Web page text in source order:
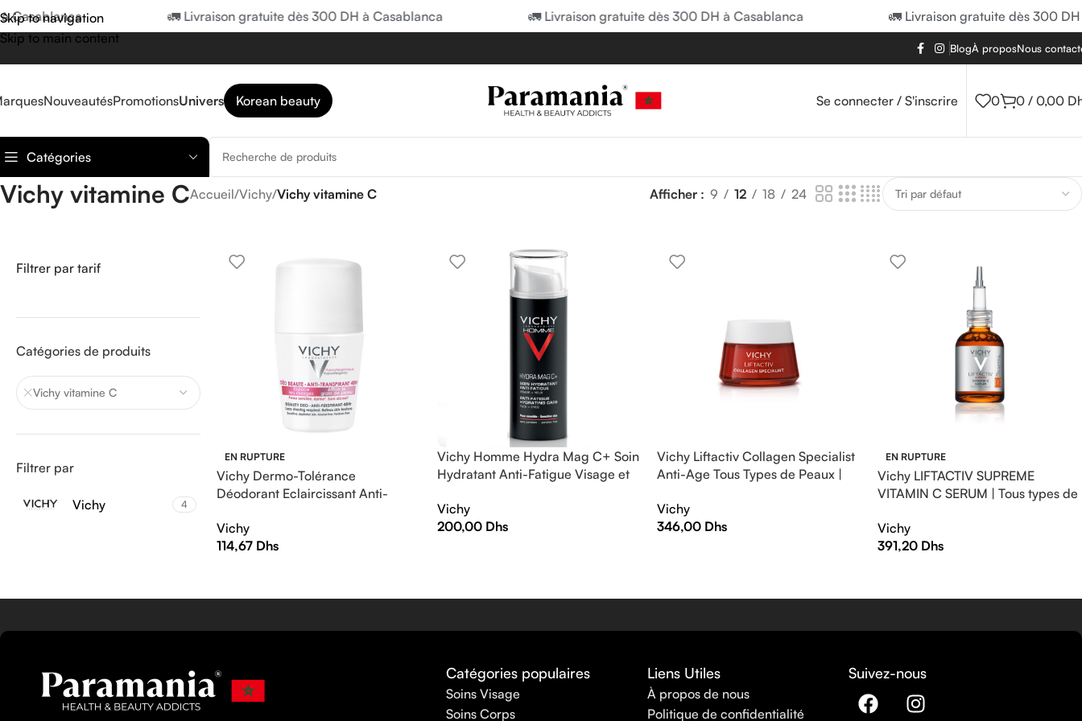
Skip to navigation
Skip to main content
🚛 Livraison gratuite dès 300 DH à Casablanca 🚛 Livraison gratuite dès 300 DH à Casablanca 🚛 Livraison gratuite dès 300 DH
BlogÀ proposNous
NouveautésPromotionsUnivers Korean beauty Se connecter / S'inscrire 0 0 / 0,00
Catégories
Vichy vitamine CAccueil/Vichy/Vichy vitamine C Afficher 9 12 18 24
Filtrer par tarif
Catégories de produits
Vichy vitamine C
Filtrer par
Vichy 4
EN RUPTURE
Vichy Dermo-Tolérance
Déodorant Eclaircissant Anti-
Vichy
114,67 Dhs
Vichy Homme Hydra Mag C+ Soin
Hydratant Anti-Fatigue Visage et
Vichy
200,00 Dhs
Vichy Liftactiv Collagen Specialist
Anti-Age Tous Types de Peaux |
Vichy
346,00 Dhs
EN RUPTURE
Vichy LIFTACTIV SUPREME
VITAMIN C SERUM | Tous types de
Vichy
391,20 Dhs
Catégories populaires
Soins Visage
Soins Corps
Liens Utiles
À propos de nous
Politique de confidentialité
Suivez-nous